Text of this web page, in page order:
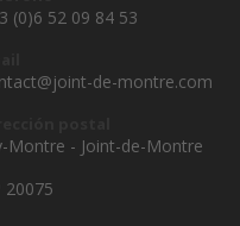
(0)6 52 09 84 53
de-montre.com
Montre - Joint-de-Montre
20075